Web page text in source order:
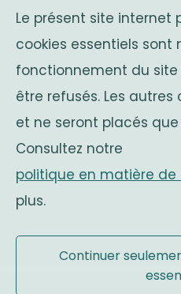
Le présent site internet
cookies essentiels sont
fonctionnement du
être refusés. Les
et ne seront placés
Consultez notre
politique en matière de
plus.
Continuer
Avenue Franklin Roosevelt
1050 Bruxelles
Belgium
associations sœurs
monarchie belge
Site officiel